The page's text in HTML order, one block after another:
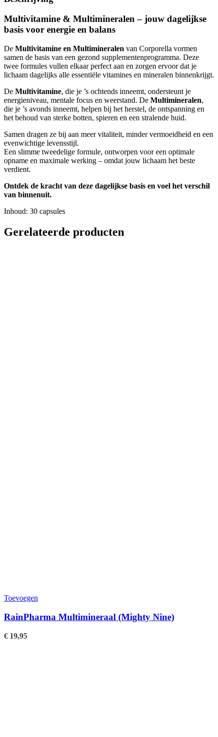
Multivitamine & Multimineralen – jouw dagelijkse
basis voor energie en balans
De Multivitamine en Multimineralen van Corporella vormen
samen de basis van een gezond supplementenprogramma. Deze
twee formules vullen elkaar perfect aan en zorgen ervoor dat je
lichaam dagelijks alle essentiële vitamines en mineralen binnenkrijgt.
De Multivitamine, die je ’s ochtends inneemt, ondersteunt je
energieniveau, mentale focus en weerstand. De Multimineralen,
die je ’s avonds inneemt, helpen bij het herstel, de ontspanning en
het behoud van sterke botten, spieren en een stralende huid.
Samen dragen ze bij aan meer vitaliteit, minder vermoeidheid en een
evenwichtige levensstijl.
Een slimme tweedelige formule, ontworpen voor een optimale
opname en maximale werking – omdat jouw lichaam het beste
verdient.
Ontdek de kracht van deze dagelijkse basis en voel het verschil
van binnenuit.
Inhoud: 30 capsules
Gerelateerde producten
Toevoegen
RainPharma Multimineraal (Mighty Nine)
€ 19,95